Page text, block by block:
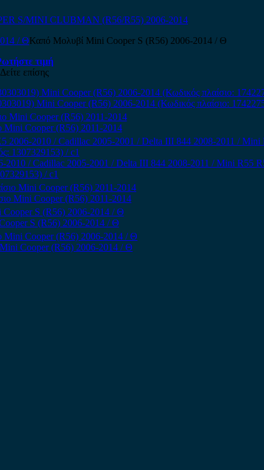
S/MINI CLUBMAN (R56/R55) 2006-2014
Καπό Μολυβί Mini Cooper S (R56) 2006-2014 / Θ
τιμή
Δείτε επίσης
Mini Cooper (R56) 2006-2014 (Κωδικός πλαίσιο:
Cooper (R56) 2011-2014
/ Cadillac 2005-2001 / Delta III 844 2008-2011 / Mini R55
/ c1
Mini Cooper (R56) 2011-2014
S (R56) 2006-2014 / Θ
Cooper (R56) 2006-2014 / Θ